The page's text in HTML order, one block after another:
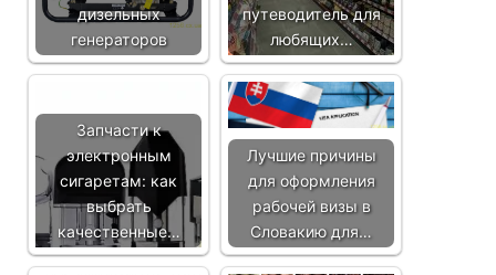
дизельных
генераторов
путеводитель для
любящих…
Запчасти к
электронным
сигаретам: как
выбрать
качественные…
Лучшие причины
для оформления
рабочей визы в
Словакию для…